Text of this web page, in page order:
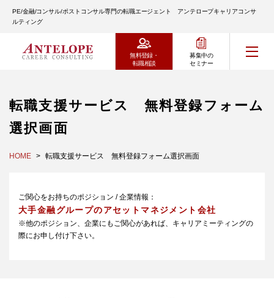
PE/金融/コンサル/ポストコンサル専門の転職エージェント アンテロープキャリアコンサ
ルティング
無料登録・
転職相談
募集中の
セミナー
転職支援サービス 無料登録フォーム
選択画面
HOME 転職支援サービス 無料登録フォーム選択画面
ご関心をお持ちのポジション / 企業情報：
大手金融グループのアセットマネジメント会社
※他のポジション、企業にもご関心があれば、キャリアミーティングの
際にお申し付け下さい。